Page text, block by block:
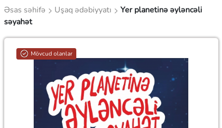
Əsas səhifə Uşaq ədəbiyyatı
Yer planetinə əyləncəli
səyahət
Mövcud olanlar